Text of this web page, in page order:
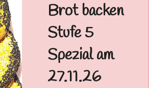
Brot backen
Stufe 5
Spezial am
27.11.26